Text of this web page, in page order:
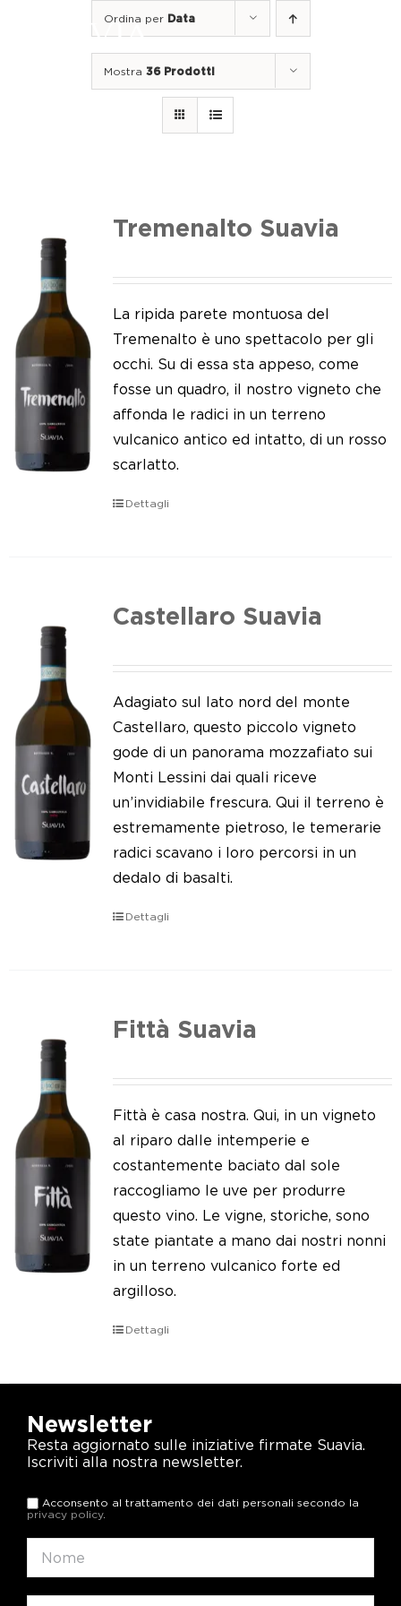
Il nostro lavoro
I nostri vigneti
Tappo a vite
Le nostre news
Ordina per Data
Mostra 36 Prodotti
Tremenalto Suavia
La ripida parete montuosa del
Tremenalto è uno spettacolo per gli
occhi. Su di essa sta appeso, come
fosse un quadro, il nostro vigneto che
affonda le radici in un terreno
vulcanico antico ed intatto, di un rosso
scarlatto.
Dettagli
Castellaro Suavia
Adagiato sul lato nord del monte
Castellaro, questo piccolo vigneto
gode di un panorama mozzafiato sui
Monti Lessini dai quali riceve
un’invidiabile frescura. Qui il terreno è
estremamente pietroso, le temerarie
radici scavano i loro percorsi in un
dedalo di basalti.
Dettagli
Fittà Suavia
Fittà è casa nostra. Qui, in un vigneto
al riparo dalle intemperie e
costantemente baciato dal sole
raccogliamo le uve per produrre
questo vino. Le vigne, storiche, sono
state piantate a mano dai nostri nonni
in un terreno vulcanico forte ed
argilloso.
Dettagli
Newsletter
Resta aggiornato sulle iniziative firmate Suavia.
Iscriviti alla nostra newsletter.
Acconsento al trattamento dei dati personali secondo la
privacy policy.